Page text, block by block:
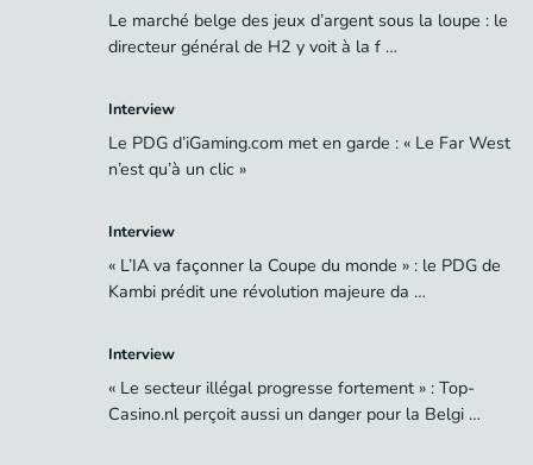
Le marché belge des jeux d’argent sous la loupe : le
directeur général de H2 y voit à la f …
Interview
Le PDG d’iGaming.com met en garde : « Le Far West
n’est qu’à un clic »
Interview
« L’IA va façonner la Coupe du monde » : le PDG de
Kambi prédit une révolution majeure da …
Interview
« Le secteur illégal progresse fortement » : Top-
Casino.nl perçoit aussi un danger pour la Belgi …